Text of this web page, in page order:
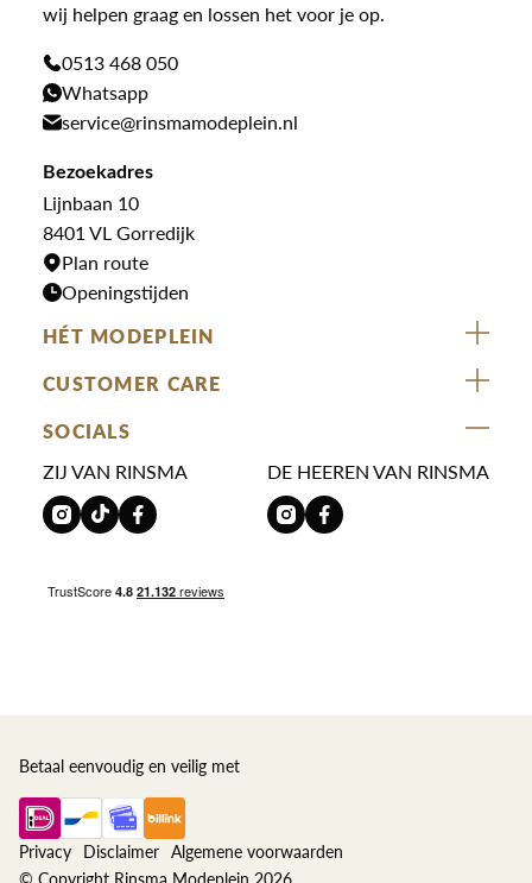
Paul en Shark
Genti
PME Legend
Butcher of Blue
Bekijk alle merken >
Gilets
Jassen
Jeans
Jurken
Rokken
Giftcards
Jassen
Overhemden
T-shirts
wij helpen graag en lossen het voor je op.
0513 468 050
Whatsapp
service@rinsmamodeplein.nl
Bezoekadres
Lijnbaan 10
8401 VL Gorredijk
Plan route
Openingstijden
HÉT MODEPLEIN
ZIJ VAN RINSMA
DE HEEREN VAN RINSMA
RINSMA.CONCEPTS
Eten en drinken
Werken bij RINSMA
CUSTOMER CARE
Veelgestelde vragen
Retourneren & Ruilen
Betaalmethoden
Contact
SOCIALS
ZIJ VAN RINSMA
DE HEEREN VAN RINSMA
Betaal eenvoudig en veilig met
Privacy Disclaimer Algemene voorwaarden